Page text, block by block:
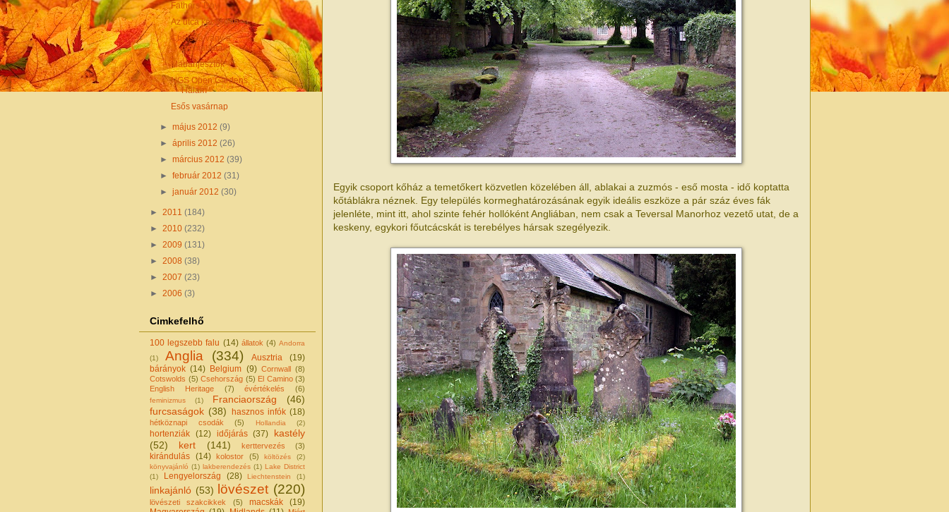
Egyik csoport kőház a temetőkert közvetlen közelében áll, ablakai a zuzmós - eső mosta - idő koptatta
kőtáblákra néznek. Egy település kormeghatározásának egyik ideális eszköze a pár száz éves fák
jelenléte, mint itt, ahol szinte fehér hollóként Angliában, nem csak a Teversal Manorhoz vezető utat, de a
keskeny, egykori főutcácskát is terebélyes hársak szegélyezik.
Fathers' Day
Az utca két végén
Chelsea vagy a
rézmadarak
Madárijesztők
NGS Open Gardens,
Halam
Esős vasárnap
►május 2012(9)
►április 2012(26)
►március 2012(39)
►február 2012(31)
►január 2012(30)
► 2011 (184)
► 2010 (232)
► 2009 (131)
► 2008 (38)
► 2007 (23)
► 2006 (3)
Cimkefelhő
100 legszebb falu (14) állatok (4) Andorra
(1)
Anglia (334) Ausztria
(19)
bárányok (14) Belgium (9) Cornwall (8)
Cotswolds (5) Csehország (5) El Camino (3)
English Heritage
(7) évértékelés (6)
feminizmus (1) Franciaország
(46)
furcsaságok (38) hasznos infók (18)
hétköznapi csodák (5) Hollandia (2)
hortenziák (12) időjárás (37)
kastély
(52)
kert (141) kerttervezés (3)
kirándulás (14) kolostor (5) költözés
(2)
könyvajánló (1) lakberendezés (1) Lake District
(1)
Lengyelország (28) Liechtenstein (1)
linkajánló (53) lövészet (220)
lövészeti szakcikkek (5) macskák
(19)